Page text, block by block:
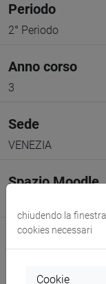
Periodo
2° Periodo
Anno corso
3
Sede
VENEZIA
Spazio Moodle
chiudendo la
cookies necessari
Cookie